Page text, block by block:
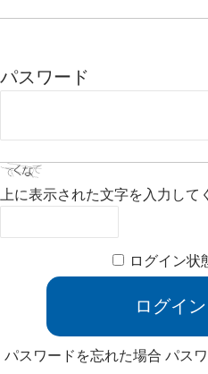
パスワード
上に表示された文字を入力して
ログイン状
パスワードを忘れた場合パス